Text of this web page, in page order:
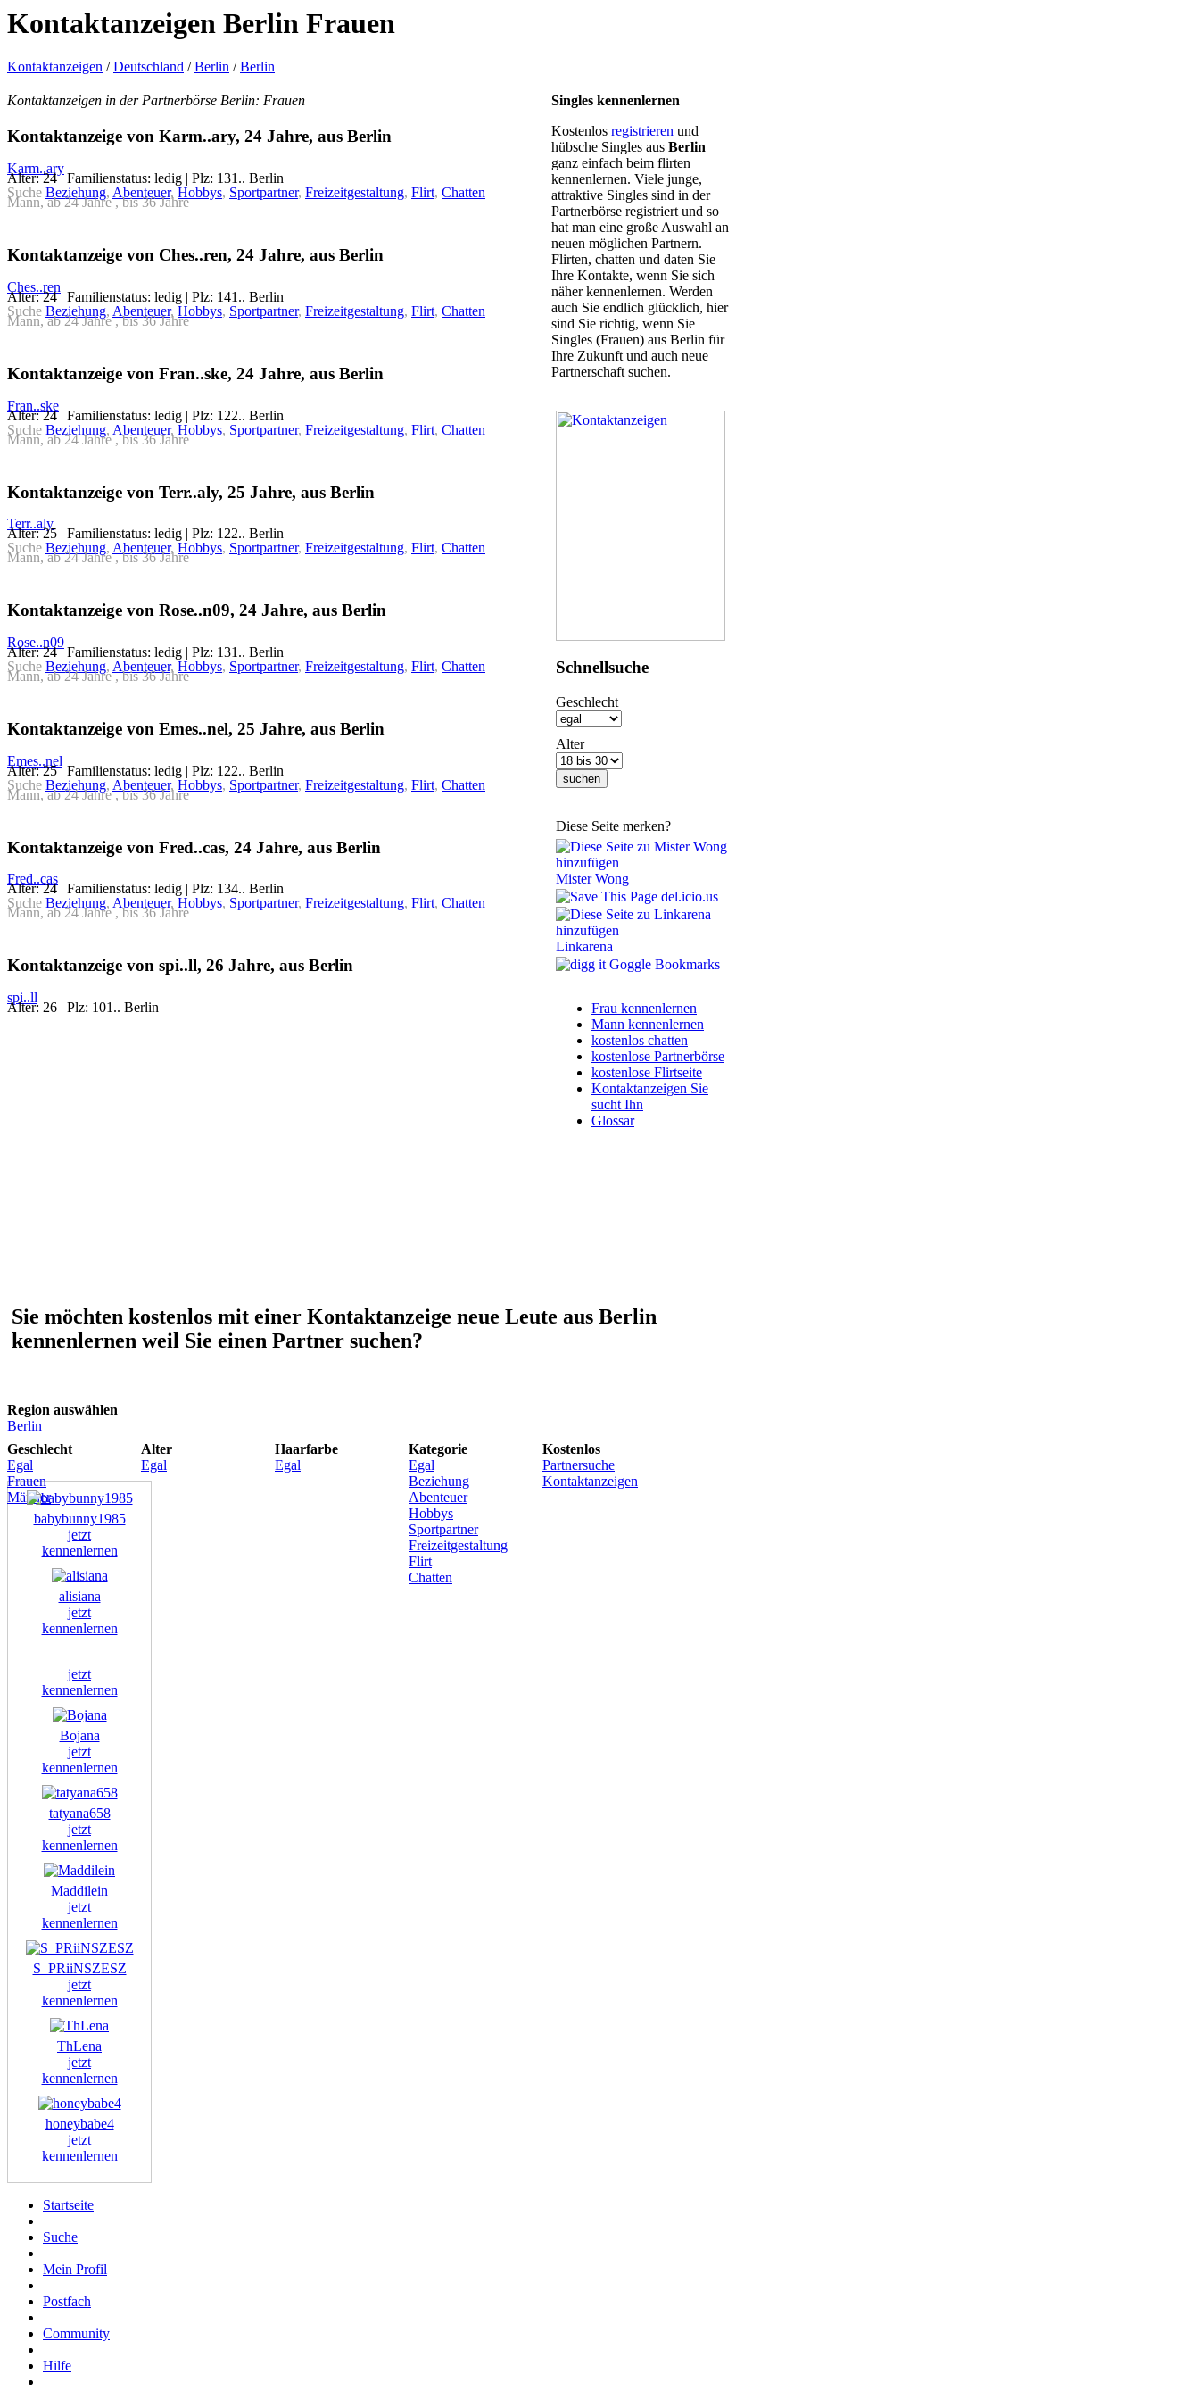
Kontaktanzeigen Berlin Frauen
Kontaktanzeigen /Deutschland /Berlin /Berlin
Singles kennenlernen
Kostenlos registrieren und
hübsche Singles aus Berlin
ganz einfach beim flirten
kennenlernen. Viele junge,
attraktive Singles sind in der
Partnerbörse registriert und so
hat man eine große Auswahl an
neuen möglichen Partnern.
Flirten, chatten und daten Sie
Ihre Kontakte, wenn Sie sich
näher kennenlernen. Werden
auch Sie endlich glücklich, hier
sind Sie richtig, wenn Sie
Singles (Frauen) aus Berlin für
Ihre Zukunft und auch neue
Partnerschaft suchen.
Schnellsuche
Geschlecht
Alter
Diese Seite merken?
Mister Wong
del.icio.us
Linkarena
Goggle Bookmarks
Frau kennenlernen
Mann kennenlernen
kostenlos chatten
kostenlose Partnerbörse
kostenlose Flirtseite
Kontaktanzeigen Sie
sucht Ihn
Glossar
Kontaktanzeigen in der Partnerbörse Berlin: Frauen
Kontaktanzeige von Karm..ary, 24 Jahre, aus Berlin
Karm..ary
Alter: 24 | Familienstatus: ledig | Plz: 131.. Berlin
Suche Beziehung, Abenteuer, Hobbys, Sportpartner, Freizeitgestaltung, Flirt, Chatten
Mann, ab 24 Jahre , bis 36 Jahre
Kontaktanzeige von Ches..ren, 24 Jahre, aus Berlin
Ches..ren
Alter: 24 | Familienstatus: ledig | Plz: 141.. Berlin
Suche Beziehung, Abenteuer, Hobbys, Sportpartner, Freizeitgestaltung, Flirt, Chatten
Mann, ab 24 Jahre , bis 36 Jahre
Kontaktanzeige von Fran..ske, 24 Jahre, aus Berlin
Fran..ske
Alter: 24 | Familienstatus: ledig | Plz: 122.. Berlin
Suche Beziehung, Abenteuer, Hobbys, Sportpartner, Freizeitgestaltung, Flirt, Chatten
Mann, ab 24 Jahre , bis 36 Jahre
Kontaktanzeige von Terr..aly, 25 Jahre, aus Berlin
Terr..aly
Alter: 25 | Familienstatus: ledig | Plz: 122.. Berlin
Suche Beziehung, Abenteuer, Hobbys, Sportpartner, Freizeitgestaltung, Flirt, Chatten
Mann, ab 24 Jahre , bis 36 Jahre
Kontaktanzeige von Rose..n09, 24 Jahre, aus Berlin
Rose..n09
Alter: 24 | Familienstatus: ledig | Plz: 131.. Berlin
Suche Beziehung, Abenteuer, Hobbys, Sportpartner, Freizeitgestaltung, Flirt, Chatten
Mann, ab 24 Jahre , bis 36 Jahre
Kontaktanzeige von Emes..nel, 25 Jahre, aus Berlin
Emes..nel
Alter: 25 | Familienstatus: ledig | Plz: 122.. Berlin
Suche Beziehung, Abenteuer, Hobbys, Sportpartner, Freizeitgestaltung, Flirt, Chatten
Mann, ab 24 Jahre , bis 36 Jahre
Kontaktanzeige von Fred..cas, 24 Jahre, aus Berlin
Fred..cas
Alter: 24 | Familienstatus: ledig | Plz: 134.. Berlin
Suche Beziehung, Abenteuer, Hobbys, Sportpartner, Freizeitgestaltung, Flirt, Chatten
Mann, ab 24 Jahre , bis 36 Jahre
Kontaktanzeige von spi..ll, 26 Jahre, aus Berlin
spi..ll
Alter: 26 | Plz: 101.. Berlin
Sie möchten kostenlos mit einer Kontaktanzeige neue Leute aus Berlin
kennenlernen weil Sie einen Partner suchen?
Region auswählen
Berlin
Geschlecht
Egal
Frauen
Männer
Alter
Egal
Haarfarbe
Egal
Kategorie
Egal
Beziehung
Abenteuer
Hobbys
Sportpartner
Freizeitgestaltung
Flirt
Chatten
Kostenlos
Partnersuche
Kontaktanzeigen
babybunny1985
jetzt
kennenlernen
alisiana
jetzt
kennenlernen
jetzt
kennenlernen
Bojana
jetzt
kennenlernen
tatyana658
jetzt
kennenlernen
Maddilein
jetzt
kennenlernen
S_PRiiNSZESZ
jetzt
kennenlernen
ThLena
jetzt
kennenlernen
honeybabe4
jetzt
kennenlernen
Startseite
Suche
Mein Profil
Postfach
Community
Hilfe